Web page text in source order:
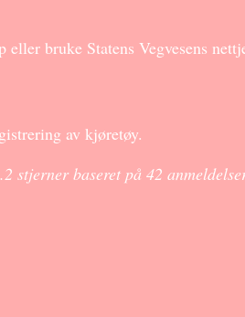
bruke Statens Vegvesens
av kjøretøy.
stjerner baseret på 42